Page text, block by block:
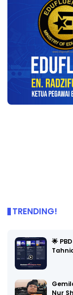
TRENDING!
🌟
Nur